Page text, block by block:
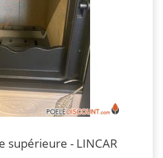
supérieure - LINCAR